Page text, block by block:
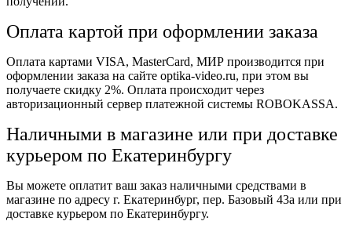
Оплата картой при оформлении заказа
Оплата картами VISA, MasterCard, МИР производится при
оформлении заказа на сайте optika-video.ru, при этом вы
получаете скидку 2%. Оплата происходит через
авторизационный сервер платежной системы ROBOKASSA.
Наличными в магазине или при доставке
курьером по Екатеринбургу
Вы можете оплатит ваш заказ наличными средствами в
магазине по адресу г. Екатеринбург, пер. Базовый 43а или при
доставке курьером по Екатеринбургу.